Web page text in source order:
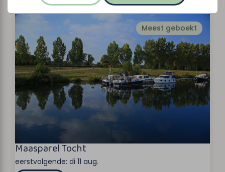
Meest geboekt
Maasparel Tocht
eerstvolgende: di 11 aug.